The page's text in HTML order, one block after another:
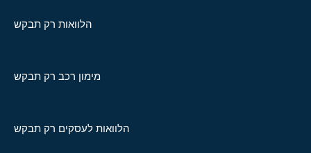
הלוואות רק תבקש
מימון רכב רק תבקש
הלוואות לעסקים רק תבקש